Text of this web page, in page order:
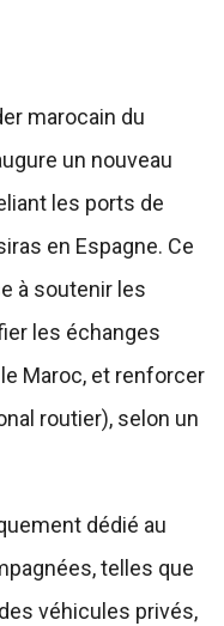
marocain du
un nouveau
les ports de
en Espagne. Ce
à soutenir les
les échanges
Maroc, et renforcer
routier), selon un
dédié au
telles que
véhicules privés,